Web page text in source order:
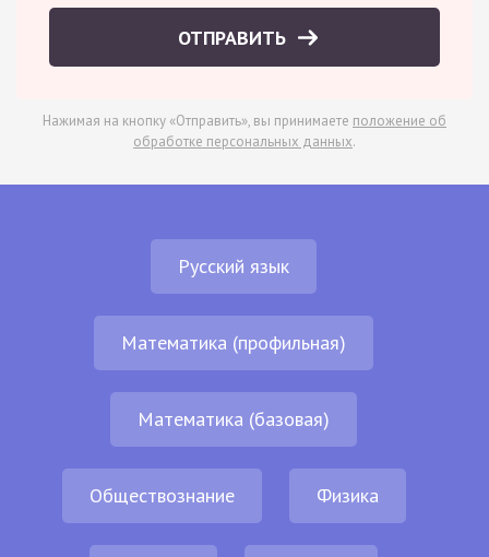
ОТПРАВИТЬ
Нажимая на кнопку «Отправить», вы принимаете положение об
обработке персональных данных.
Русский язык
Математика (профильная)
Математика (базовая)
Обществознание Физика